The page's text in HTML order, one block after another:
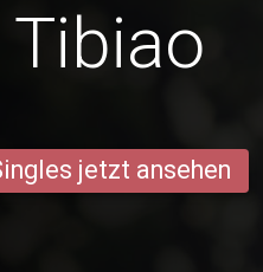
Tibiao
jetzt ansehen